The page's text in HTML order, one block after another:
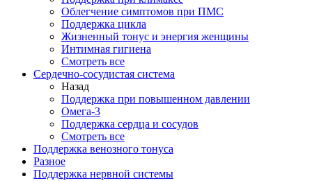
Облегчение симптомов при ПМС
Поддержка цикла
Жизненный тонус и энергия женщины
Интимная гигиена
Смотреть все
Сердечно-сосудистая система
Назад
Поддержка при повышенном давлении
Омега-3
Поддержка сердца и сосудов
Смотреть все
Поддержка венозного тонуса
Разное
Поддержка нервной системы